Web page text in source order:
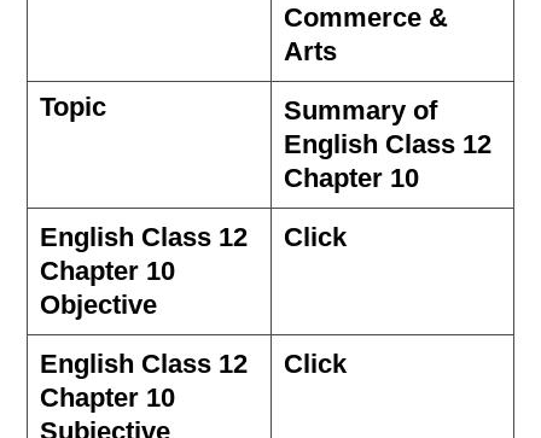
Commerce &
Arts
Topic
Summary of
English Class 12
Chapter 10
English Class 12
Chapter 10
Objective
Click
English Class 12
Chapter 10
Subjective
Click